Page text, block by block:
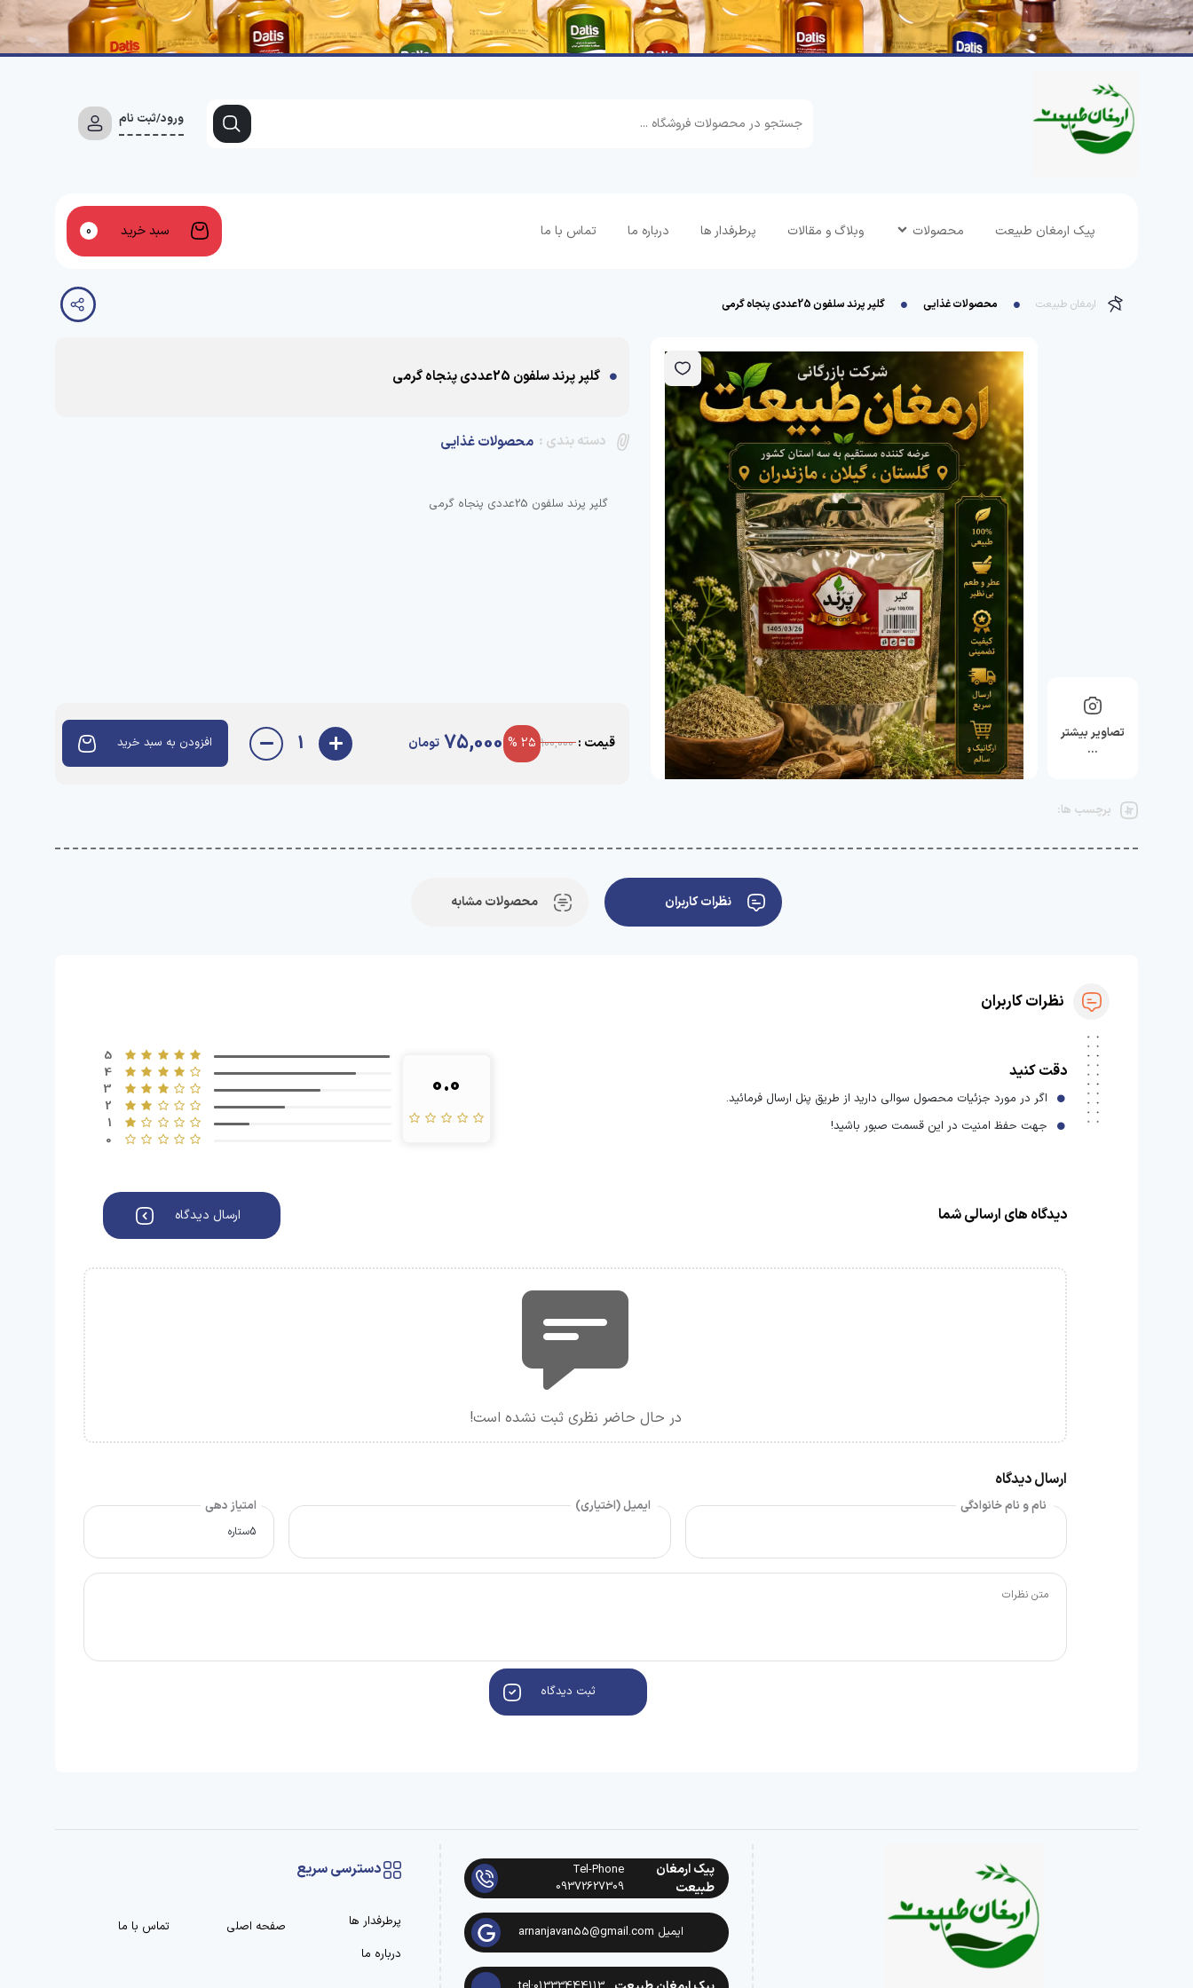
ورود/ثبت نام
پیک ارمغان طبیعت محصولات وبلاگ و مقالات پرطرفدار ها درباره ما تماس با ما سبد خرید 0
ارمغان طبیعت محصولات غذایی گلپر پرند سلفون 25عددی پنجاه گرمی
تصاویر بیشتر
…
گلپر پرند سلفون 25عددی پنجاه گرمی
دسته بندی : محصولات غذایی
گلپر پرند سلفون 25عددی پنجاه گرمی
قیمت : 100,000
25 %
75,000 تومان 1 افزودن به سبد خرید
برچسب ها:
نظرات کاربران محصولات مشابه
نظرات کاربران
دقت کنید
اگر در مورد جزئیات محصول سوالی دارید از طریق پنل ارسال فرمائید.
جهت حفظ امنیت در این قسمت صبور باشید!
0.0
5
4
3
2
1
0
دیدگاه های ارسالی شما ارسال دیدگاه
در حال حاضر نظری ثبت نشده است!
ارسال دیدگاه
نام و نام خانوادگی ایمیل (اختیاری) امتیاز دهی
ثبت دیدگاه
پیک ارمغان
طبیعت
Tel-Phone
09372627309
ایمیل arnanjavan55@gmail.com
دسترسی سریع
پرطرفدار ها صفحه اصلی
تماس با ما
درباره ما